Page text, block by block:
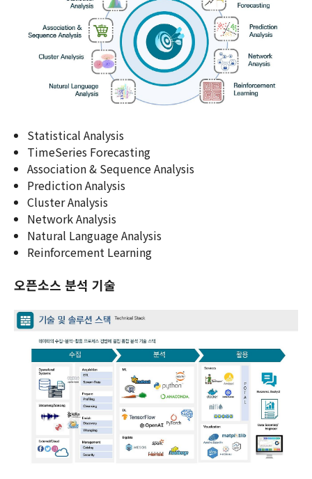
Statistical Analysis
TimeSeries Forecasting
Association & Sequence Analysis
Prediction Analysis
Cluster Analysis
Network Analysis
Natural Language Analysis
Reinforcement Learning
오픈소스 분석 기술